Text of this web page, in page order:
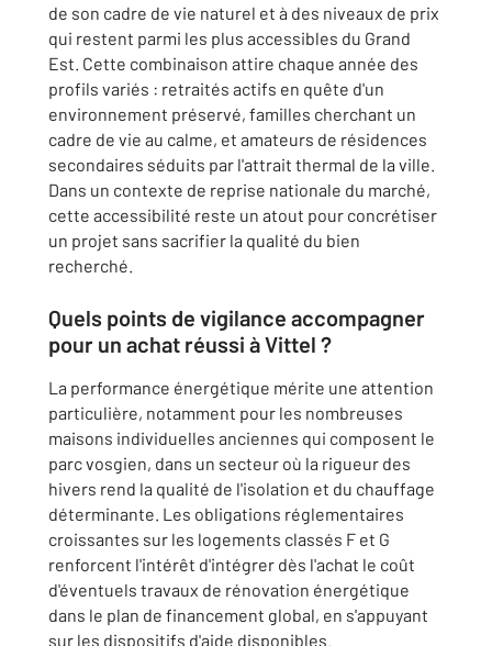
de son cadre de vie naturel et à des niveaux de prix
qui restent parmi les plus accessibles du Grand
Est. Cette combinaison attire chaque année des
profils variés : retraités actifs en quête d'un
environnement préservé, familles cherchant un
cadre de vie au calme, et amateurs de résidences
secondaires séduits par l'attrait thermal de la ville.
Dans un contexte de reprise nationale du marché,
cette accessibilité reste un atout pour concrétiser
un projet sans sacrifier la qualité du bien
recherché.
Quels points de vigilance accompagner
pour un achat réussi à Vittel ?
La performance énergétique mérite une attention
particulière, notamment pour les nombreuses
maisons individuelles anciennes qui composent le
parc vosgien, dans un secteur où la rigueur des
hivers rend la qualité de l'isolation et du chauffage
déterminante. Les obligations réglementaires
croissantes sur les logements classés F et G
renforcent l'intérêt d'intégrer dès l'achat le coût
d'éventuels travaux de rénovation énergétique
dans le plan de financement global, en s'appuyant
sur les dispositifs d'aide disponibles.